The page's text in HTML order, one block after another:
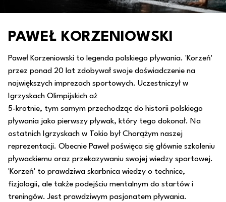
PAWEŁ KORZENIOWSKI
Paweł Korzeniowski to legenda polskiego pływania. 'Korzeń'
przez ponad 20 lat zdobywał swoje doświadczenie na
największych imprezach sportowych. Uczestniczył w
Igrzyskach Olimpijskich aż
5-krotnie, tym samym przechodząc do historii polskiego
pływania jako pierwszy pływak, który tego dokonał. Na
ostatnich Igrzyskach w Tokio był Chorążym naszej
reprezentacji. Obecnie Paweł poświęca się głównie szkoleniu
pływackiemu oraz przekazywaniu swojej wiedzy sportowej.
'Korzeń' to prawdziwa skarbnica wiedzy o technice,
fizjologii, ale także podejściu mentalnym do startów i
treningów. Jest prawdziwym pasjonatem pływania.